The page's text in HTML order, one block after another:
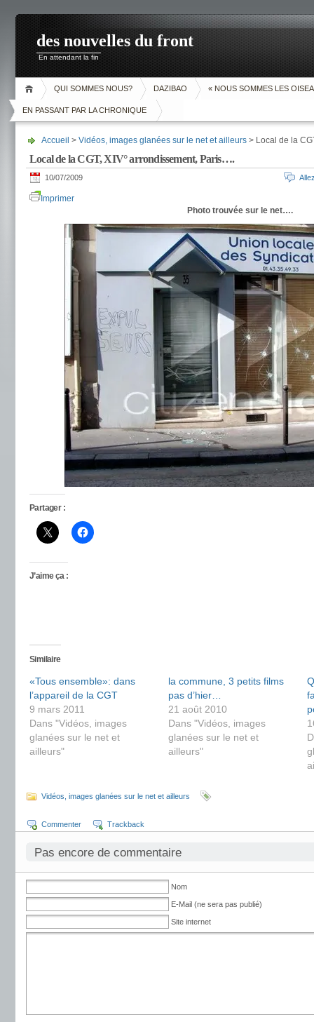
des nouvelles du front
En attendant la fin
QUI SOMMES NOUS? DAZIBAO « NOUS SOMMES LES
EN PASSANT PAR LA CHRONIQUE
Accueil > Vidéos, images glanées sur le net et ailleurs > Local de la
Local de la CGT, XIV° arrondissement, Paris….
10/07/2009
Imprimer
Photo trouvée sur le net….
Partager :
J’aime ça :
Similaire
«Tous ensemble»: dans
l’appareil de la CGT
9 mars 2011
Dans "Vidéos, images
glanées sur le net et
ailleurs"
la commune, 3 petits films
pas d’hier…
21 août 2010
Dans "Vidéos, images
glanées sur le net et
ailleurs"
Vidéos, images glanées sur le net et ailleurs
Commenter Trackback
Pas encore de commentaire
Nom
E-Mail (ne sera pas publié)
Site internet